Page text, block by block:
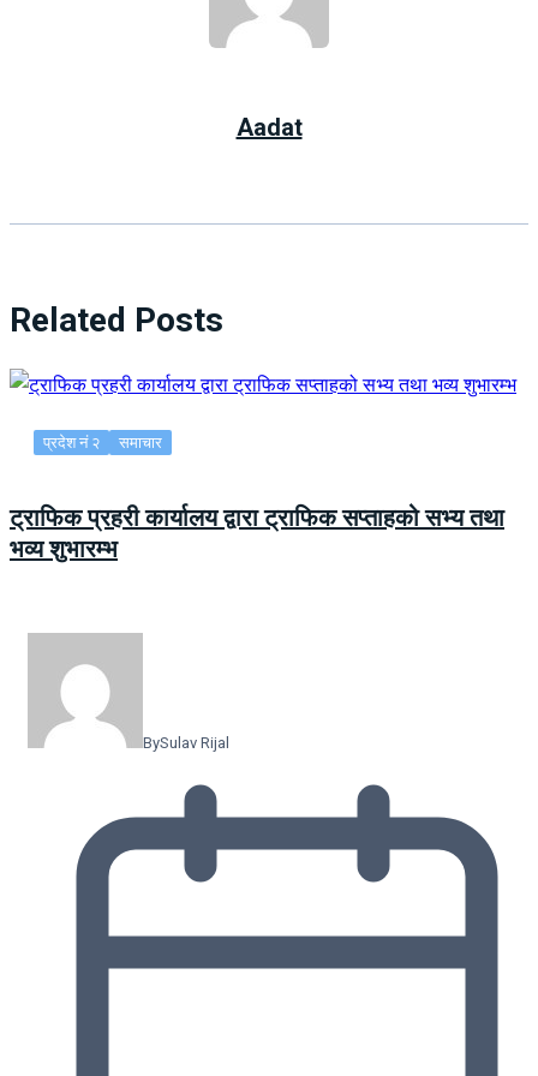
Aadat
Related Posts
प्रदेश नं २ समाचार
ट्राफिक प्रहरी कार्यालय द्वारा ट्राफिक सप्ताहको सभ्य तथा
भव्य शुभारम्भ
BySulav Rijal